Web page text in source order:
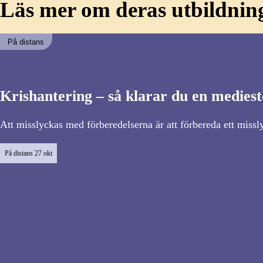
Läs mer om deras
På distans
Krishantering – så klarar du en
Att misslyckas med förberedelserna är att förbereda ett
På distans 27 okt